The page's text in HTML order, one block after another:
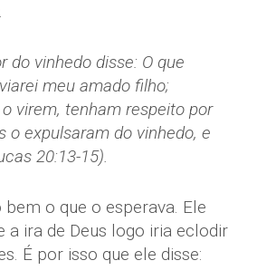
do vinhedo disse: O que
meu amado filho;
virem, tenham respeito por
o expulsaram do vinhedo, e
20:13-15).
o que o esperava. Ele
a ira de Deus logo iria eclodir
É por isso que ele disse: